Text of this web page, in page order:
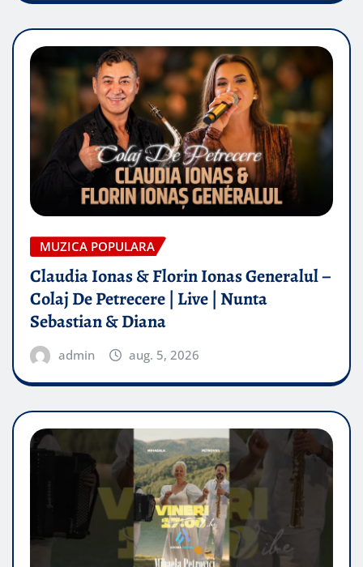
MUZICA POPULARA
Claudia Ionas & Florin Ionas Generalul –
Colaj De Petrecere | Live | Nunta
Sebastian & Diana
admin aug. 5, 2026